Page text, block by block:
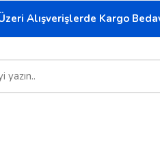
Alışverişlerde Kargo